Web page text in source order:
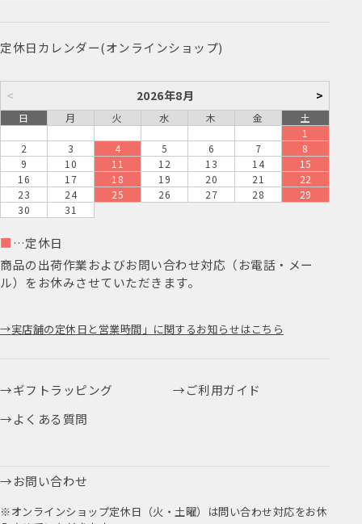
定休日カレンダー(オンラインショップ)
< 2026年8月 >
日 月 火 水 木 金
土
1
2
3 4 5 6 7
8
9
10 11 12 13 14
15
16
17 18 19 20 21
22
23
24 25 26 27 28
29
30
31
■ …定休日
商品の出荷作業およびお問い合わせ対応（お電話・メー
ル）をお休みさせていただきます。
実店舗の定休日と営業時間」に関するお知らせはこちら
ギフトラッピング
ご利用ガイド
よくある質問
お問い合わせ
※オンラインショップ定休日（火・土曜）は問い合わせ対応をお休